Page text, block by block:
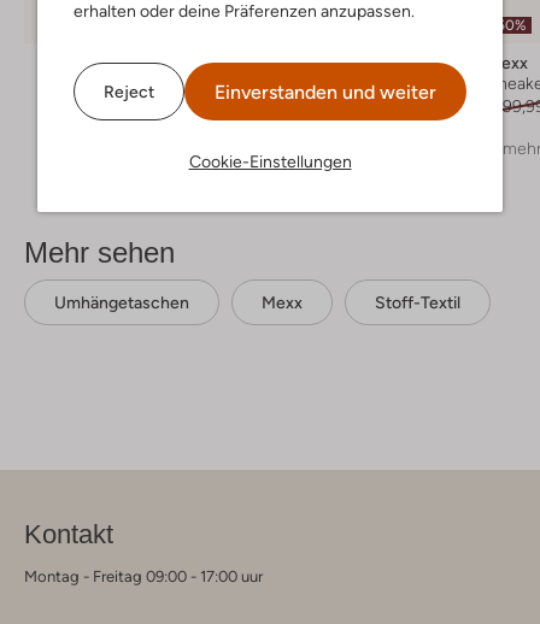
erhalten oder deine Präferenzen anzupassen.
Reject Einverstanden und weiter
Cookie-Einstellungen
Mexx
Schnürboots
€ 109,99
€ 32,99
Mexx
Hohe Stiefel
€ 149,99
€ 104,99
-50%
Mexx
€
+
Mehr sehen
Umhängetaschen Mexx Stoff-Textil
Kontakt
Montag - Freitag 09:00 - 17:00 uur